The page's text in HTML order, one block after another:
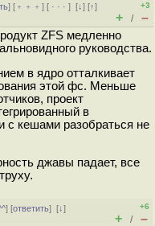
] [ ﹢﹢﹢] [ · · ·][↓] [↑]
+3
+ / –
ZFS медленно
руководства.
в ядро отталкивает
этой фс. Меньше
проект
в
с кешами разобраться не
джавы падает, все
] [ответить][↓]
+6
+ / –